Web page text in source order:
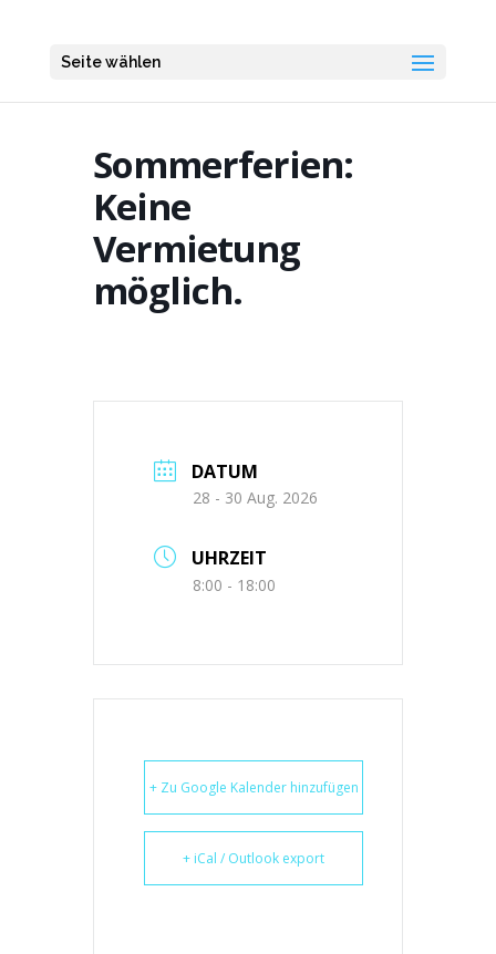
Seite wählen
Sommerferien:
Keine
Vermietung
möglich.
DATUM
28 - 30 Aug. 2026
UHRZEIT
8:00 - 18:00
+ Zu Google Kalender hinzufügen
+ iCal / Outlook export